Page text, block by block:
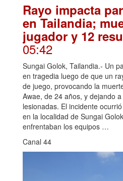
Rayo impacta
en Tailandia;
jugador y 12
05:42
Sungai Golok, Tailandia.- Un
en tragedia luego de que un
de juego, provocando la
Awae, de 24 años, y dejando
lesionadas. El incidente
en la localidad de Sungai
enfrentaban los equipos …
Canal 44